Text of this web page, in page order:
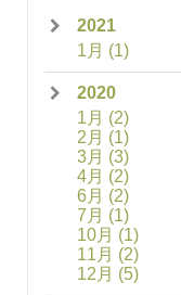
2021
1月 (1)
2020
1月 (2)
2月 (1)
3月 (3)
4月 (2)
6月 (2)
7月 (1)
10月 (1)
11月 (2)
12月 (5)